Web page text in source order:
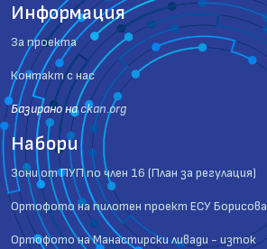
Информация
За проекта
Контакт с нас
Базиранo наckan.org
Набори
Зони от ПУП по член 16 (План за регулация)
Ортофото на пилотен проект ЕСУ Борисова
Ортофото на Манастирски ливади - изток